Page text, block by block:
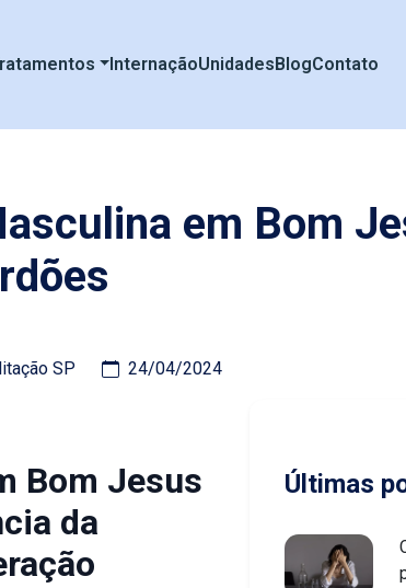
InternaçãoUnidadesBlogContato
em Bom
SP 24/04/2024
Bom Jesus
da
Últimas